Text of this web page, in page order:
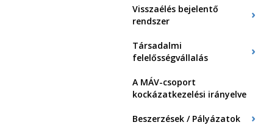
Visszaélés bejelentő
rendszer
Társadalmi
felelősségvállalás
A MÁV-csoport
kockázatkezelési irányelve
Beszerzések / Pályázatok